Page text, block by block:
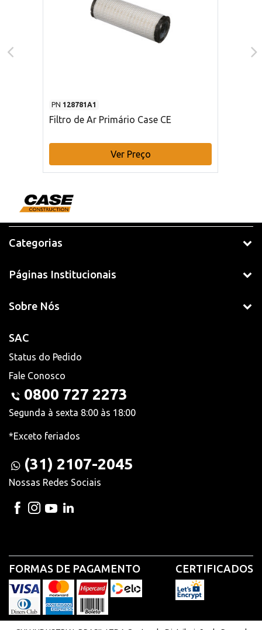
PN 128781A1
Filtro de Ar Primário Case CE
Ver Preço
Categorias
Páginas Institucionais
Sobre Nós
SAC
Status do Pedido
Fale Conosco
0800 727 2273
Segunda à sexta 8:00 às 18:00
*Exceto feriados
(31) 2107-2045
Nossas Redes Sociais
FORMAS DE PAGAMENTO CERTIFICADOS